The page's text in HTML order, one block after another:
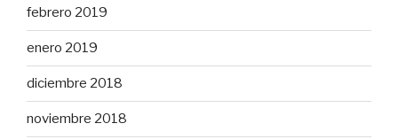
febrero 2019
enero 2019
diciembre 2018
noviembre 2018